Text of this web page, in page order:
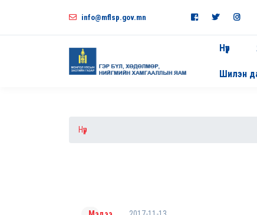
info@mflsp.gov.mn
Нүүр
Шилэн
Нүүр